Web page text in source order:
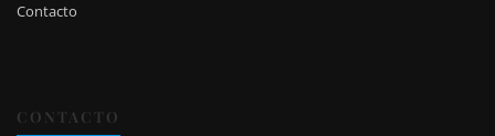
Contacto
CONTACTO